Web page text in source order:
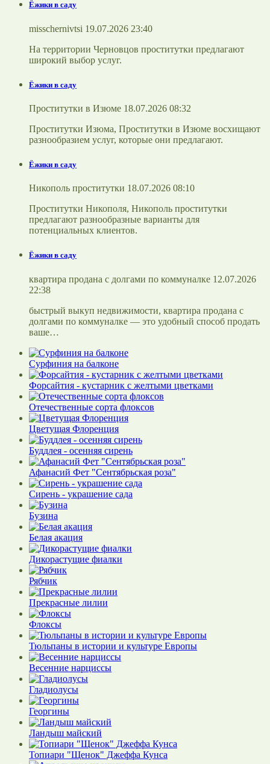
Ёжики в саду
misschernivtsi 19.07.2026 23:40
На территории Черновцов проститутки предлагают
широкий выбор услуг.
Ёжики в саду
Проститутки в Изюме 18.07.2026 08:32
Проститутки Изюма, Проститутки в Изюме восхищают
разнообразием услуг, которые они предлагают.
Ёжики в саду
Никополь проститутки 18.07.2026 08:10
Проститутки Никополя, Никополь проститутки
предлагают разнообразные варианты для
потенциальных клиентов.
Ёжики в саду
квартира продана с долгами по коммуналке 12.07.2026
22:38
быстрый выкуп недвижимости, квартира продана с
долгами по коммуналке — это удобный способ продать
ваше…
Сурфиния на балконе
Форсайтия - кустарник с желтыми цветками
Отечественные сорта флоксов
Цветущая Флоренция
Буддлея - осенняя сирень
Афанасий Фет "Сентябрьская роза"
Сирень - украшение сада
Бузина
Белая акация
Дикорастущие фиалки
Рябчик
Прекрасные лилии
Флоксы
Тюльпаны в истории и культуре Европы
Весенние нарциссы
Гладиолусы
Георгины
Ландыш майский
Топиари "Щенок" Джеффа Кунса